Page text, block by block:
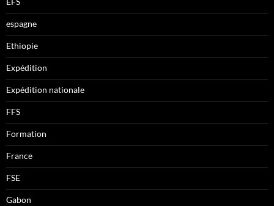
espagne
Ethiopie
Expédition
Expédition nationale
FFS
Formation
France
FSE
Gabon